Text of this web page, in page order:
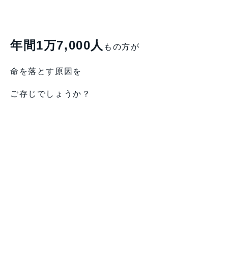
年間1万7,000人 もの方が
命を落とす原因を
ご存じでしょうか？